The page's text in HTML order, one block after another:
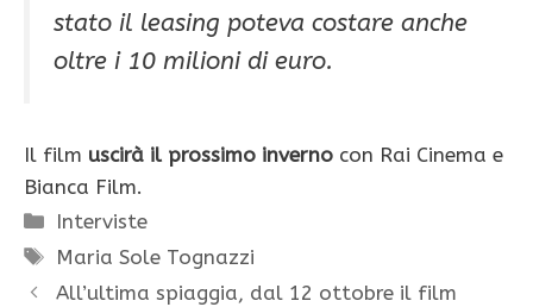
stato il leasing poteva costare anche
oltre i 10 milioni di euro.
Il film uscirà il prossimo inverno con Rai Cinema e
Bianca Film.
Categorie
Interviste
Tag
Maria Sole Tognazzi
All’ultima spiaggia, dal 12 ottobre il film